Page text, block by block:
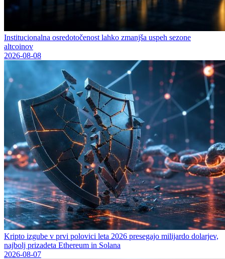
Institucionalna osredotočenost lahko zmanjša uspeh sezone
altcoinov
2026-08-08
Kripto izgube v prvi polovici leta 2026 presegajo milijardo dolarjev,
najbolj prizadeta Ethereum in Solana
2026-08-07